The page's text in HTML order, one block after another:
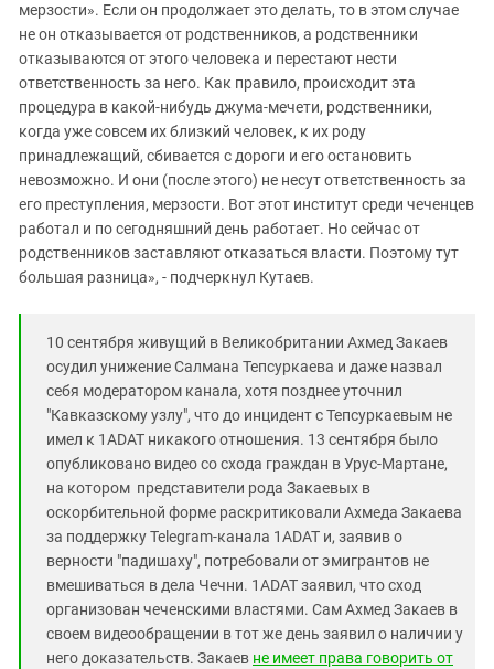
мерзости». Если он продолжает это делать, то в этом случае
не он отказывается от родственников, а родственники
отказываются от этого человека и перестают нести
ответственность за него. Как правило, происходит эта
процедура в какой-нибудь джума-мечети, родственники,
когда уже совсем их близкий человек, к их роду
принадлежащий, сбивается с дороги и его остановить
невозможно. И они (после этого) не несут ответственность за
его преступления, мерзости. Вот этот институт среди чеченцев
работал и по сегодняшний день работает. Но сейчас от
родственников заставляют отказаться власти. Поэтому тут
большая разница», - подчеркнул Кутаев.
10 сентября живущий в Великобритании Ахмед Закаев
осудил унижение Салмана Тепсуркаева и даже назвал
себя модератором канала, хотя позднее уточнил
"Кавказскому узлу", что до инцидент с Тепсуркаевым не
имел к 1ADAT никакого отношения. 13 сентября было
опубликовано видео со схода граждан в Урус-Мартане,
на котором представители рода Закаевых в
оскорбительной форме раскритиковали Ахмеда Закаева
за поддержку Telegram-канала 1ADAT и, заявив о
верности "падишаху", потребовали от эмигрантов не
вмешиваться в дела Чечни. 1ADAT заявил, что сход
организован чеченскими властями. Сам Ахмед Закаев в
своем видеообращении в тот же день заявил о наличии у
него доказательств. Закаев не имеет права говорить от